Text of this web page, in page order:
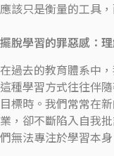
應該只是衡量的工具
擺脫學習的罪惡感：
在過去的教育體系中
這種學習方式往往伴
目標時。我們常常在
業，卻不斷陷入自我
們無法專注於學習本身